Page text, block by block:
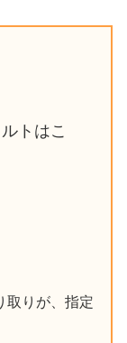
トはこ
取りが、指定